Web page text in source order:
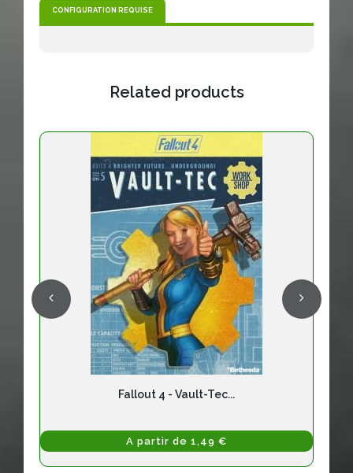
CONFIGURATION REQUISE
Related products
Fallout 4 - Vault-Tec...
A partir de 1,49 €